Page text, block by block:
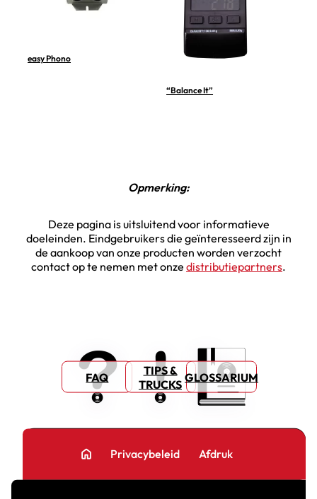
easy Phono
“Balance It”
Opmerking:
Deze pagina is uitsluitend voor informatieve
doeleinden. Eindgebruikers die geïnteresseerd zijn in
de aankoop van onze producten worden verzocht
contact op te nemen met onze distributiepartners.
FAQ
TIPS &
TRUCKS GLOSSARIUM
home Privacybeleid Afdruk